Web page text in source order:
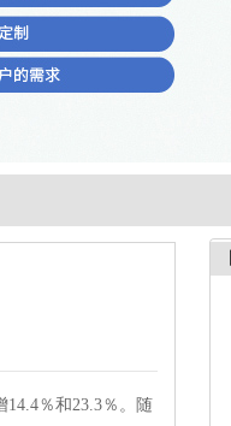
14.4％和23.3％。随